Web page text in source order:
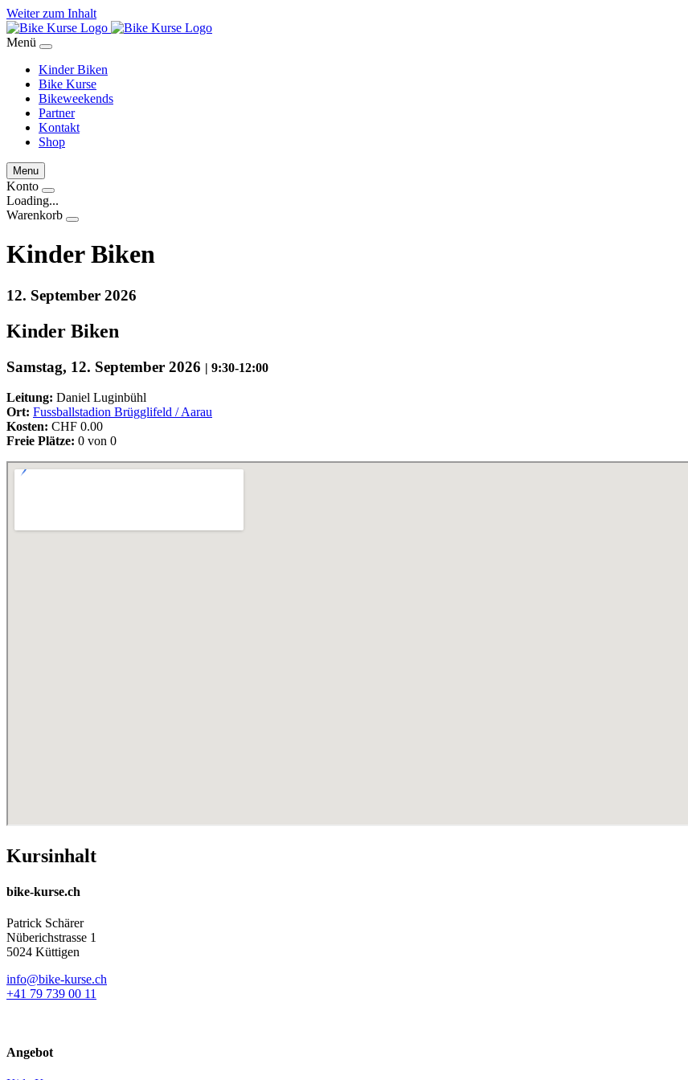
Weiter zum Inhalt
Menü
Kinder Biken
Bike Kurse
Bikeweekends
Partner
Kontakt
Shop
Menu
Konto
Loading...
Warenkorb
Kinder Biken
12. September 2026
Kinder Biken
Samstag, 12. September 2026 | 9:30-12:00
Leitung: Daniel Luginbühl
Ort: Fussballstadion Brügglifeld / Aarau
Kosten: CHF 0.00
Freie Plätze: 0 von 0
Kursinhalt
bike-kurse.ch
Patrick Schärer
Nüberichstrasse 1
5024 Küttigen
info@bike-kurse.ch
+41 79 739 00 11
Angebot